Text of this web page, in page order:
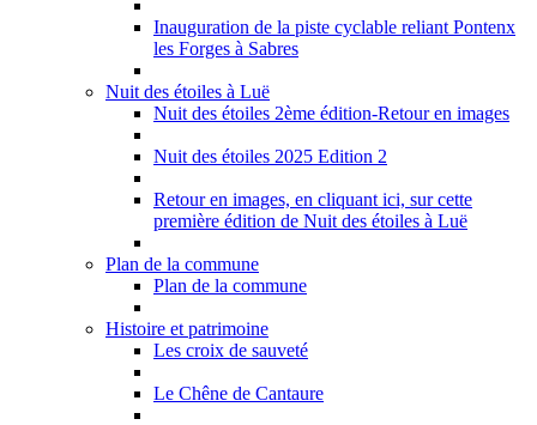
Inauguration de la piste cyclable reliant Pontenx
les Forges à Sabres
Nuit des étoiles à Luë
Nuit des étoiles 2ème édition-Retour en images
Nuit des étoiles 2025 Edition 2
Retour en images, en cliquant ici, sur cette
première édition de Nuit des étoiles à Luë
Plan de la commune
Plan de la commune
Histoire et patrimoine
Les croix de sauveté
Le Chêne de Cantaure